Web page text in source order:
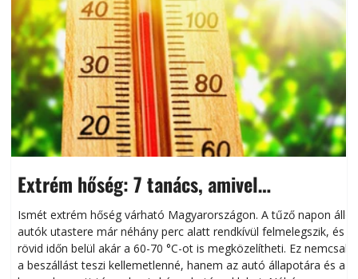
Extrém hőség: 7 tanács, amivel
megóvhatjuk autónkat a nyári károktól
Ismét extrém hőség várható Magyarországon. A tűző napon álló
autók utastere már néhány perc alatt rendkívül felmelegszik, és
rövid időn belül akár a 60-70 °C-ot is megközelítheti. Ez nemcsak
a beszállást teszi kellemetlenné, hanem az autó állapotára és a